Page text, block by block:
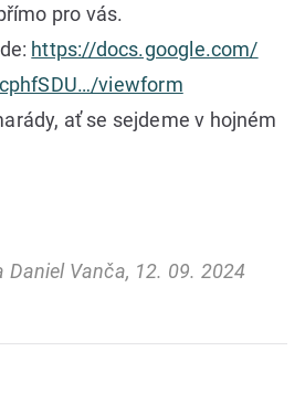
pro vás.
https://docs.google.com/
viewform
ať se sejdeme v hojném
Vanča, 12. 09. 2024